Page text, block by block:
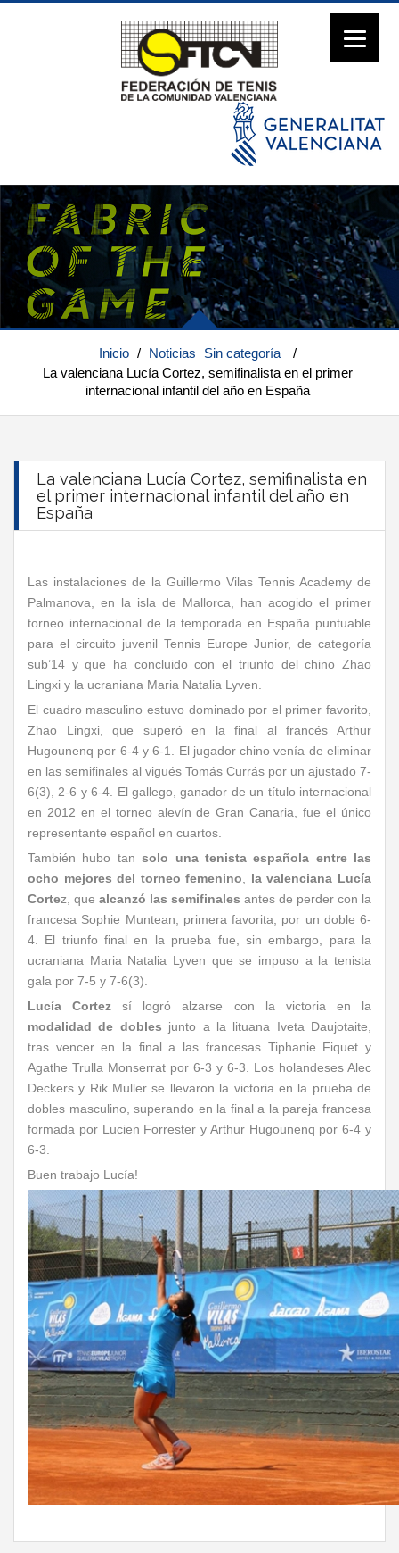
Inicio / Noticias Sin categoría
/
La valenciana Lucía Cortez, semifinalista en el primer
internacional infantil del año en España
La valenciana Lucía Cortez, semifinalista en
el primer internacional infantil del año en
España
Las instalaciones de la Guillermo Vilas Tennis Academy de
Palmanova, en la isla de Mallorca, han acogido el primer
torneo internacional de la temporada en España puntuable
para el circuito juvenil Tennis Europe Junior, de categoría
sub’14 y que ha concluido con el triunfo del chino Zhao
Lingxi y la ucraniana Maria Natalia Lyven.
El cuadro masculino estuvo dominado por el primer favorito,
Zhao Lingxi, que superó en la final al francés Arthur
Hugounenq por 6-4 y 6-1. El jugador chino venía de eliminar
en las semifinales al vigués Tomás Currás por un ajustado 7-
6(3), 2-6 y 6-4. El gallego, ganador de un título internacional
en 2012 en el torneo alevín de Gran Canaria, fue el único
representante español en cuartos.
También hubo tansolo una tenista española entre las
ocho mejores del torneo femenino
la valenciana Lucía
Cortez, que alcanzó las semifinales antes de perder con la
francesa Sophie Muntean, primera favorita, por un doble 6-
4. El triunfo final en la prueba fue, sin embargo, para la
ucraniana Maria Natalia Lyven que se impuso a la tenista
gala por 7-5 y 7-6(3).
Lucía Cortez sí logró alzarse con la victoria en la
modalidad de dobles junto a la lituana Iveta Daujotaite,
tras vencer en la final a las francesas Tiphanie Fiquet y
Agathe Trulla Monserrat por 6-3 y 6-3. Los holandeses Alec
Deckers y Rik Muller se llevaron la victoria en la prueba de
dobles masculino, superando en la final a la pareja francesa
formada por Lucien Forrester y Arthur Hugounenq por 6-4 y
6-3.
Buen trabajo Lucía!